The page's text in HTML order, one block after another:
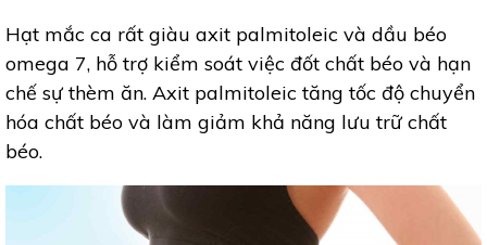
Hạt mắc ca rất giàu axit palmitoleic và dầu béo
omega 7, hỗ trợ kiểm soát việc đốt chất béo và hạn
chế sự thèm ăn. Axit palmitoleic tăng tốc độ chuyển
hóa chất béo và làm giảm khả năng lưu trữ chất
béo.